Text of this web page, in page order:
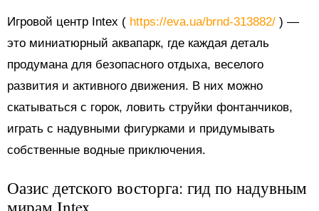
Игровой центр Intex ( https://eva.ua/brnd-313882/ ) —
это миниатюрный аквапарк, где каждая деталь
продумана для безопасного отдыха, веселого
развития и активного движения. В них можно
скатываться с горок, ловить струйки фонтанчиков,
играть с надувными фигурками и придумывать
собственные водные приключения.
Оазис детского восторга: гид по надувным